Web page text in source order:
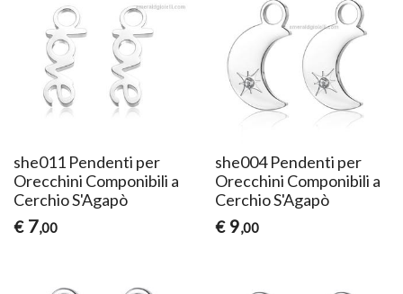
she011 Pendenti per
Orecchini Componibili a
Cerchio S'Agapò
€ 7,00
she004 Pendenti per
Orecchini Componibili a
Cerchio S'Agapò
€ 9,00